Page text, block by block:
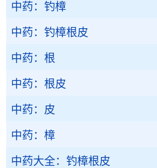
中药：钓樟
中药：钓樟根皮
中药：根
中药：根皮
中药：皮
中药：樟
中药大全：钓樟根皮